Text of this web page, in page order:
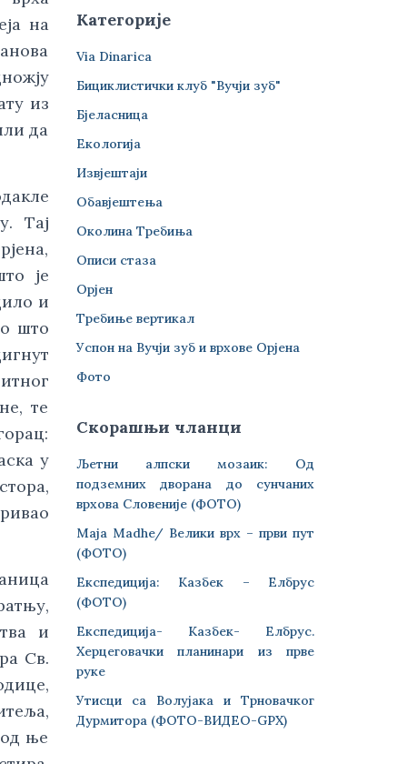
на
из
да
Тај
је
и
што
те
у
и
Св.
ње
Категорије
Via Dinarica
Бициклистички клуб "Вучји зуб"
Бјеласница
Екологија
Извјештаји
Обавјештења
Околина Требиња
Описи стаза
Орјен
Требиње вертикал
Успон на Вучји зуб и врхове Орјена
Фото
Скорашњи чланци
Љетни алпски мозаик: Од
подземних дворана до сунчаних
врхова Словеније (ФОТО)
Maja Madhe/ Велики врх – први пут
(ФОТО)
Експедиција: Казбек – Елбрус
(ФОТО)
Експедиција- Казбек- Елбрус.
Херцеговачки планинари из прве
руке
Утисци са Волујака и Трновачког
Дурмитора (ФОТО-ВИДЕО-GPX)